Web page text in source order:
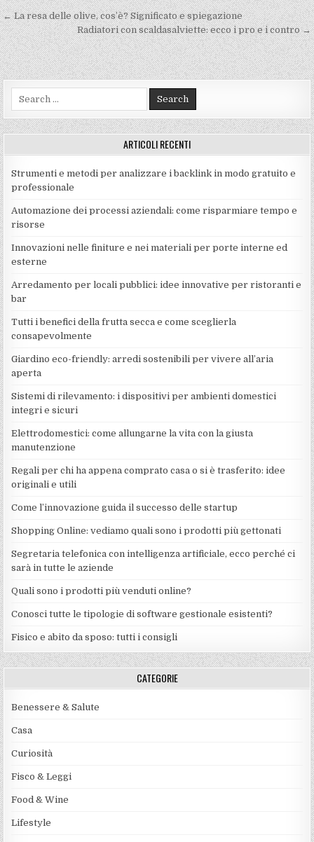
Navigazione
articoli
← La resa delle olive, cos’è? Significato e spiegazione
Radiatori con scaldasalviette: ecco i pro e i contro →
Search
for:
ARTICOLI RECENTI
Strumenti e metodi per analizzare i backlink in modo gratuito e
professionale
Automazione dei processi aziendali: come risparmiare tempo e
risorse
Innovazioni nelle finiture e nei materiali per porte interne ed
esterne
Arredamento per locali pubblici: idee innovative per ristoranti e
bar
Tutti i benefici della frutta secca e come sceglierla
consapevolmente
Giardino eco-friendly: arredi sostenibili per vivere all’aria
aperta
Sistemi di rilevamento: i dispositivi per ambienti domestici
integri e sicuri
Elettrodomestici: come allungarne la vita con la giusta
manutenzione
Regali per chi ha appena comprato casa o si è trasferito: idee
originali e utili
Come l’innovazione guida il successo delle startup
Shopping Online: vediamo quali sono i prodotti più gettonati
Segretaria telefonica con intelligenza artificiale, ecco perché ci
sarà in tutte le aziende
Quali sono i prodotti più venduti online?
Conosci tutte le tipologie di software gestionale esistenti?
Fisico e abito da sposo: tutti i consigli
CATEGORIE
Benessere & Salute
Casa
Curiosità
Fisco & Leggi
Food & Wine
Lifestyle